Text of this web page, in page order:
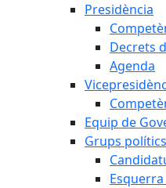
Presidència
Decrets
Agenda
Equip de
Grups